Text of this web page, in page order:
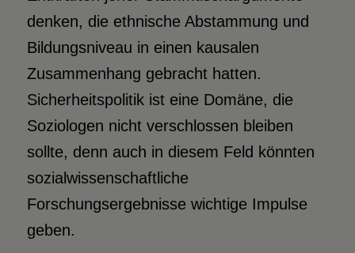
denken, die ethnische Abstammung und
Bildungsniveau in einen kausalen
Zusammenhang gebracht hatten.
Sicherheitspolitik ist eine Domäne, die
Soziologen nicht verschlossen bleiben
sollte, denn auch in diesem Feld könnten
sozialwissenschaftliche
Forschungsergebnisse wichtige Impulse
geben.